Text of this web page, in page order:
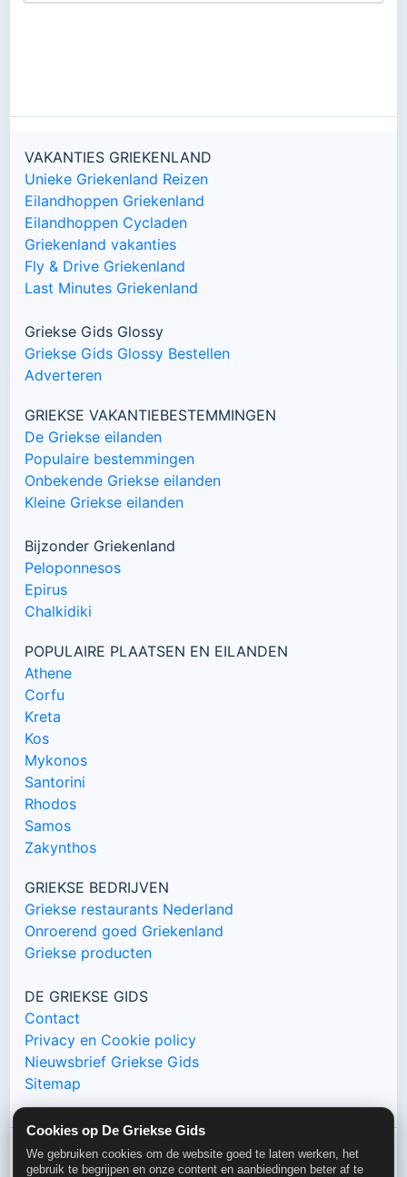
Cookies op De Griekse Gids
We gebruiken cookies om de website goed te laten werken, het
gebruik te begrijpen en onze content en aanbiedingen beter af te
VAKANTIES GRIEKENLAND
Unieke Griekenland Reizen
Eilandhoppen Griekenland
Eilandhoppen Cycladen
Griekenland vakanties
Fly & Drive Griekenland
Last Minutes Griekenland
Griekse Gids Glossy
Griekse Gids Glossy Bestellen
Adverteren
GRIEKSE VAKANTIEBESTEMMINGEN
De Griekse eilanden
Populaire bestemmingen
Onbekende Griekse eilanden
Kleine Griekse eilanden
Bijzonder Griekenland
Peloponnesos
Epirus
Chalkidiki
POPULAIRE PLAATSEN EN EILANDEN
Athene
Corfu
Kreta
Kos
Mykonos
Santorini
Rhodos
Samos
Zakynthos
GRIEKSE BEDRIJVEN
Griekse restaurants Nederland
Onroerend goed Griekenland
Griekse producten
DE GRIEKSE GIDS
Contact
Privacy en Cookie policy
Nieuwsbrief Griekse Gids
Sitemap
© De Griekse Gids 2000-2026